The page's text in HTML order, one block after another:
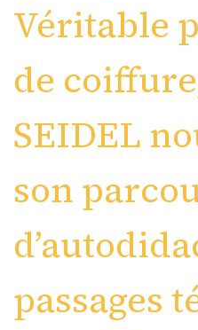
Véritable
de
SEIDEL
son
passages